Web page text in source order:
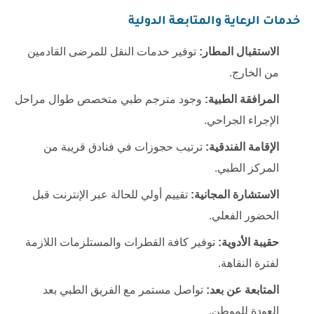
خدمات الرعاية والمتابعة الدولية
الاستقبال المطار: توفير خدمات النقل للمرضى القادمين
من الخارج.
المرافقة الطبية: وجود مترجم طبي متخصص طوال مراحل
الإجراء الجراحي.
الإقامة الفندقية: ترتيب حجوزات في فنادق قريبة من
المركز الطبي.
الاستشارة المجانية: تقييم أولي للحالة عبر الإنترنت قبل
الحضور الفعلي.
حقيبة الأدوية: توفير كافة القطرات والمستلزمات اللازمة
لفترة النقاهة.
المتابعة عن بعد: تواصل مستمر مع الفريق الطبي بعد
العودة للموطن.